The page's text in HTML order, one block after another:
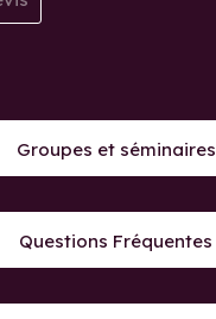
Groupes et séminaires
Questions Fréquentes